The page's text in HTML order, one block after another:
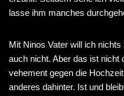
lasse ihm manches
Mit Ninos Vater will ich
auch nicht. Aber das ist
vehement gegen die
anderes dahinter. Ist und